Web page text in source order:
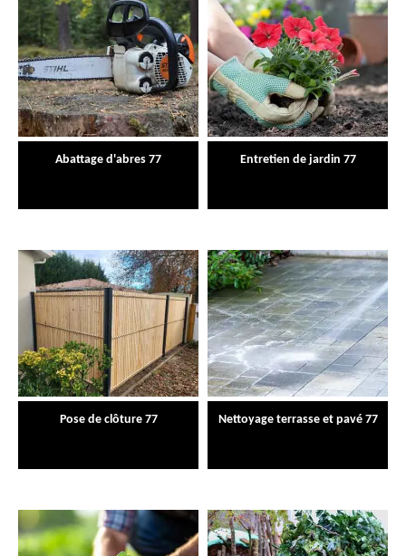
Abattage d'abres 77 Entretien de jardin 77
Pose de clôture 77 Nettoyage terrasse et pavé 77